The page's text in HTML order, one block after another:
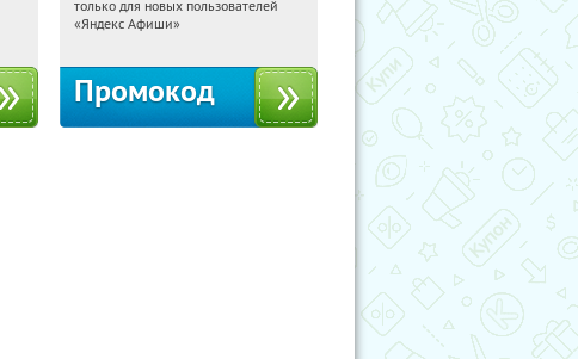
Россия
только для новых пользователей
«Яндекс Афиши»
Промокод